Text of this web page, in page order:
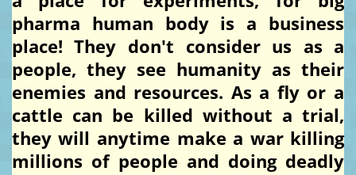
pharma human body is a business
place! They don't consider us as a
people, they see humanity as their
enemies and resources. As a fly or a
cattle can be killed without a trial,
they will anytime make a war killing
millions of people and doing deadly